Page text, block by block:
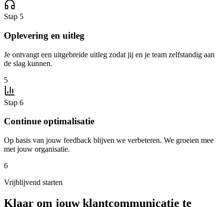
Stap 5
Oplevering en uitleg
Je ontvangt een uitgebreide uitleg zodat jij en je team zelfstandig aan
de slag kunnen.
5
Stap 6
Continue optimalisatie
Op basis van jouw feedback blijven we verbeteren. We groeien mee
met jouw organisatie.
6
Vrijblijvend starten
Klaar om jouw klantcommunicatie te